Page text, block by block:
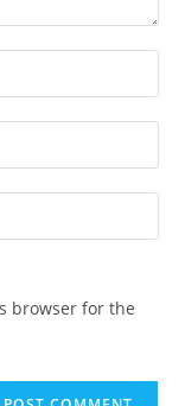
browser for the